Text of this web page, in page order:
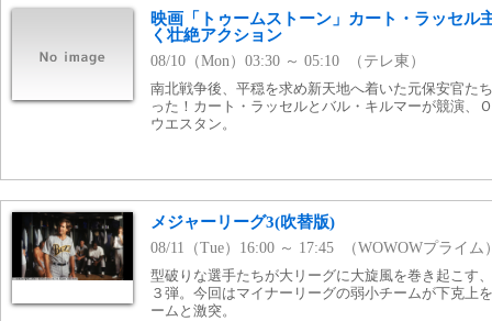
映画「トゥームストーン」カート・ラッセル
く壮絶アクション
08/10（Mon）03:30 ～ 05:10 （テレ東）
南北戦争後、平穏を求め新天地へ着いた元保安官た
った！カート・ラッセルとバル・キルマーが競演、
ウエスタン。
メジャーリーグ3(吹替版)
08/11（Tue）16:00 ～ 17:45 （WOWOWプライム
型破りな選手たちが大リーグに大旋風を巻き起こす
３弾。今回はマイナーリーグの弱小チームが下克上
ームと激突。